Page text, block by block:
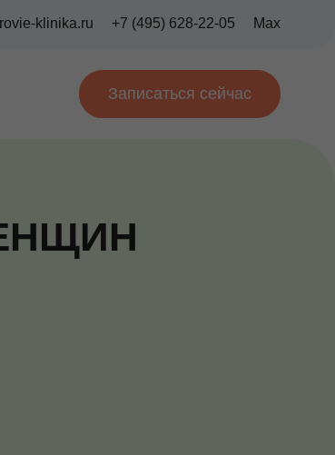
klinika.ru +7 (495) 628-22-05 Max
Записаться сейчас